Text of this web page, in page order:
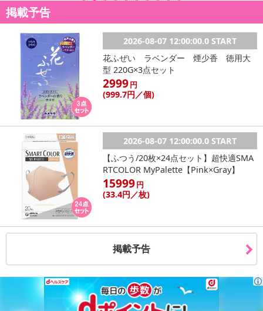
掲載予告
2026-08-07 12:00:00.0 START
花ふぜい ラベンダー 煙少香 徳用大
型 220G×3点セット
2999円
(999.7円 ／個)
2026-08-07 12:00:00.0 START
【ふつう/20枚×24点セット】超快適SMA
RTCOLOR MyPalette【Pink×Gray】
15999円
(33.4円／枚)
掲載予告